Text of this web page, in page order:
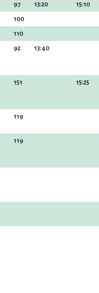
97 13:20
15:10
100
110
92 13:40
151 15:25
119
119